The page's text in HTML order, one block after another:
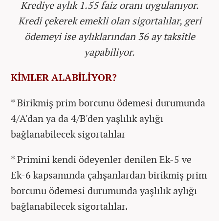
Krediye aylık 1.55 faiz oranı uygulanıyor.
Kredi çekerek emekli olan sigortalılar, geri
ödemeyi ise aylıklarından 36 ay taksitle
yapabiliyor.
KİMLER ALABİLİYOR?
* Birikmiş prim borcunu ödemesi durumunda
4/A'dan ya da 4/B'den yaşlılık aylığı
bağlanabilecek sigortalılar
* Primini kendi ödeyenler denilen Ek-5 ve
Ek-6 kapsamında çalışanlardan birikmiş prim
borcunu ödemesi durumunda yaşlılık aylığı
bağlanabilecek sigortalılar.